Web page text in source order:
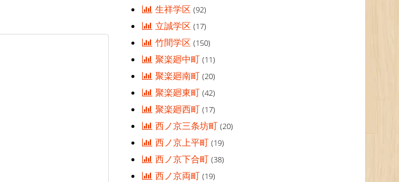
生祥学区(92)
立誠学区(17)
竹間学区(150)
聚楽廻中町(11)
聚楽廻南町(20)
聚楽廻東町(42)
聚楽廻西町(17)
西ノ京三条坊町(20)
西ノ京上平町(19)
西ノ京下合町(38)
西ノ京両町(19)